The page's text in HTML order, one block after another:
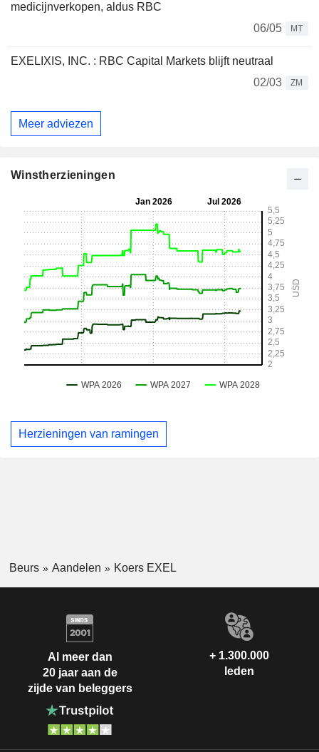
medicijnverkopen, aldus RBC
06/05
MT
EXELIXIS, INC. : RBC Capital Markets blijft neutraal
02/03
ZM
Meer adviezen
Winstherzieningen
Herzieningen van ramingen
Beurs Aandelen Koers EXEL
Al meer dan
20 jaar aan de
zijde van beleggers
+ 1.300.000
leden